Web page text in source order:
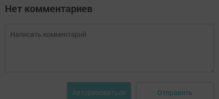
Нет комментариев
Авторизоваться Отправить